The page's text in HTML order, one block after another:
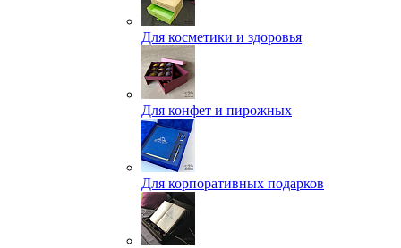
Для косметики и здоровья
Для конфет и пирожных
Для корпоративных подарков